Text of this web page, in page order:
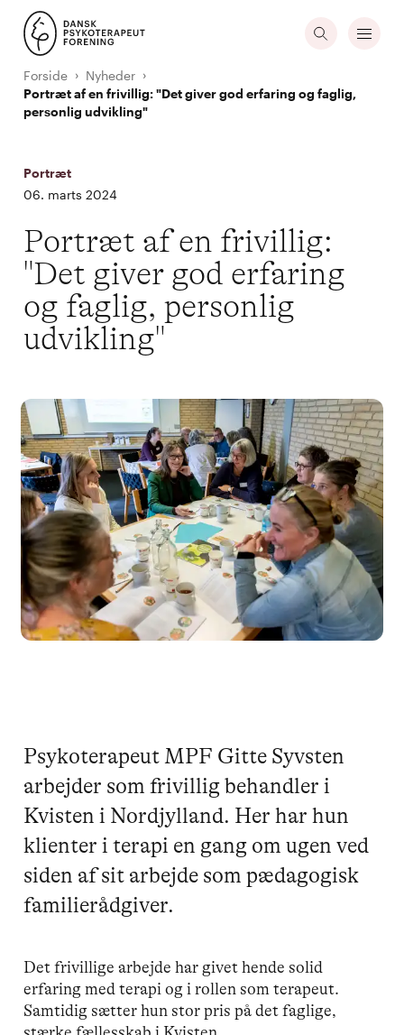
Forside
Nyheder
Portræt af en frivillig: "Det giver god erfaring og faglig,
personlig udvikling"
Portræt
06. marts 2024
Portræt af en frivillig:
"Det giver god erfaring
og faglig, personlig
udvikling"
Psykoterapeut MPF Gitte Syvsten
arbejder som frivillig behandler i
Kvisten i Nordjylland. Her har hun
klienter i terapi en gang om ugen ved
siden af sit arbejde som pædagogisk
familierådgiver.
Det frivillige arbejde har givet hende solid
erfaring med terapi og i rollen som terapeut.
Samtidig sætter hun stor pris på det faglige,